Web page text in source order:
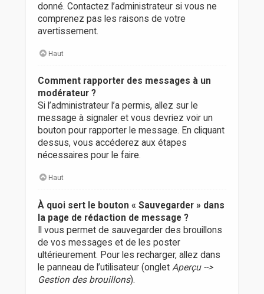
donné. Contactez l’administrateur si vous ne
comprenez pas les raisons de votre
avertissement.
Haut
Comment rapporter des messages à un
modérateur ?
Si l’administrateur l’a permis, allez sur le
message à signaler et vous devriez voir un
bouton pour rapporter le message. En cliquant
dessus, vous accéderez aux étapes
nécessaires pour le faire.
Haut
À quoi sert le bouton « Sauvegarder » dans
la page de rédaction de message ?
Il vous permet de sauvegarder des brouillons
de vos messages et de les poster
ultérieurement. Pour les recharger, allez dans
le panneau de l’utilisateur (onglet Aperçu -->
Gestion des brouillons).